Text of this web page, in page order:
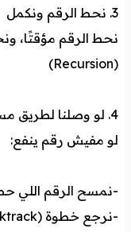
3. نحط الرقم ونكمل
نحط الرقم مؤقتًا،
(Recursion)
4. لو وصلنا لطريق مسدود
لو مفيش رقم ينفع:
-نمسح الرقم اللي
-نرجع خطوة (Backtrack)